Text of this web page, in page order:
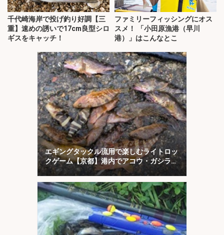
千代崎海岸で投げ釣り好調【三
重】速めの誘いで17cm良型シロ
ギスをキャッチ！
ファミリーフィッシングにオス
スメ！ 「小田原漁港（早川
港）」はこんなとこ
エギングタックル流用で楽しむライトロッ
クゲーム【京都】港内でアコウ・ガシラ・
アオハタが連発！